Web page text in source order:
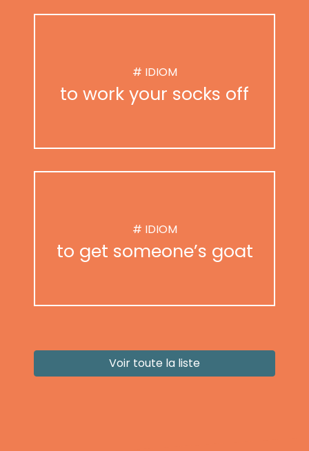
# IDIOM
to work your socks off
# IDIOM
to get someone’s goat
Voir toute la liste